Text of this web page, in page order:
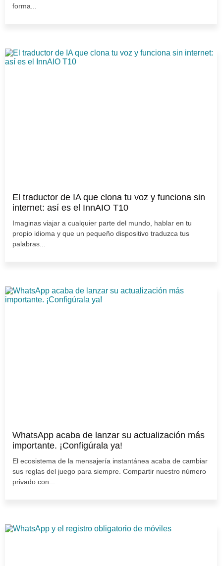
forma...
El traductor de IA que clona tu voz y funciona sin
internet: así es el InnAIO T10
Imaginas viajar a cualquier parte del mundo, hablar en tu
propio idioma y que un pequeño dispositivo traduzca tus
palabras...
WhatsApp acaba de lanzar su actualización más
importante. ¡Configúrala ya!
El ecosistema de la mensajería instantánea acaba de cambiar
sus reglas del juego para siempre. Compartir nuestro número
privado con...